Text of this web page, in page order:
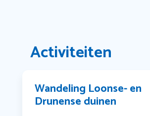
Activiteiten
Wandeling Loonse- en
Drunense duinen